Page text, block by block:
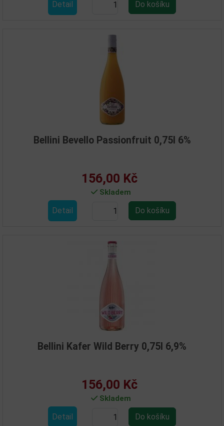
Detail
Bellini Bevello Passionfruit 0,75l 6%
156,00 Kč
Skladem
Detail
Bellini Kafer Wild Berry 0,75l 6,9%
156,00 Kč
Skladem
Detail